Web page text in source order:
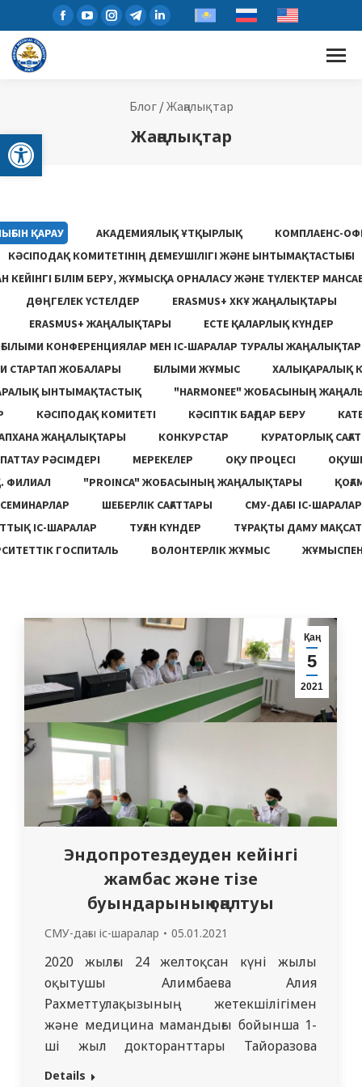
Open toolbar
Блог/Жаңалықтар
Жаңалықтар
ҚАРАУ АКАДЕМИЯЛЫҚ ҰТҚЫРЛЫҚ
КОМПЛАЕНС-
КӘСІПОДАҚ КОМИТЕТІНІҢ ДЕМЕУШІЛІГІ ЖӘНЕ ЫНТЫМАҚТАСТЫҒЫ
КЕЙІНГІ БІЛІМ БЕРУ, ЖҰМЫСҚА ОРНАЛАСУ ЖƏНЕ ТҮЛЕКТЕР
ДӨҢГЕЛЕК ҮСТЕЛДЕР
ERASMUS+ ХКҰ ЖАҢАЛЫҚТАРЫ
ERASMUS+ ЖАҢАЛЫҚТАРЫ
ЕСТЕ ҚАЛАРЛЫҚ КҮНДЕР
ҒЫЛЫМИ КОНФЕРЕНЦИЯЛАР МЕН ІС-ШАРАЛАР ТУРАЛЫ ЖАҢАЛЫҚТАР
СТАРТАП ЖОБАЛАРЫ
ҒЫЛЫМИ ЖҰМЫС
ХАЛЫҚАРАЛЫҚ
ЫНТЫМАҚТАСТЫҚ
"HARMONEE" ЖОБАСЫНЫҢ
КӘСІПОДАҚ КОМИТЕТІ КӘСІПТІК БАҒДАР БЕРУ
ЖАҢАЛЫҚТАРЫ
КОНКУРСТАР
КУРАТОРЛЫҚ
РӘСІМДЕРІ
МЕРЕКЕЛЕР ОҚУ ПРОЦЕСІ
ФИЛИАЛ
"PROINCA" ЖОБАСЫНЫҢ ЖАҢАЛЫҚТАРЫ
СЕМИНАРЛАР
ШЕБЕРЛІК САҒАТТАРЫ
СМУ-ДАҒЫ ІС-ШАРАЛАР
ІС-ШАРАЛАР
ТУҒАН КҮНДЕР
ТҰРАҚТЫ ДАМУ
ГОСПИТАЛЬ
ВОЛОНТЕРЛІК ЖҰМЫС
Қаң
5
2021
Эндопротездеуден кейінгі
жамбас және тізе
буындарының оңалтуы
СМУ-дағы іс-шаралар 05.01.2021
2020 жылғы 24 желтоқсан күні жылы
оқытушы Алимбаева Алия
Рахметтулақызының жетекшілігімен
және медицина мамандығы бойынша 1-
ші жыл докторанттары Тайоразова
Гульнара Болатовна мен Аильбаева
Details